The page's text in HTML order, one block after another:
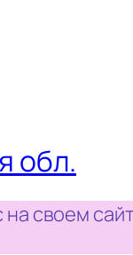
обл.
своем